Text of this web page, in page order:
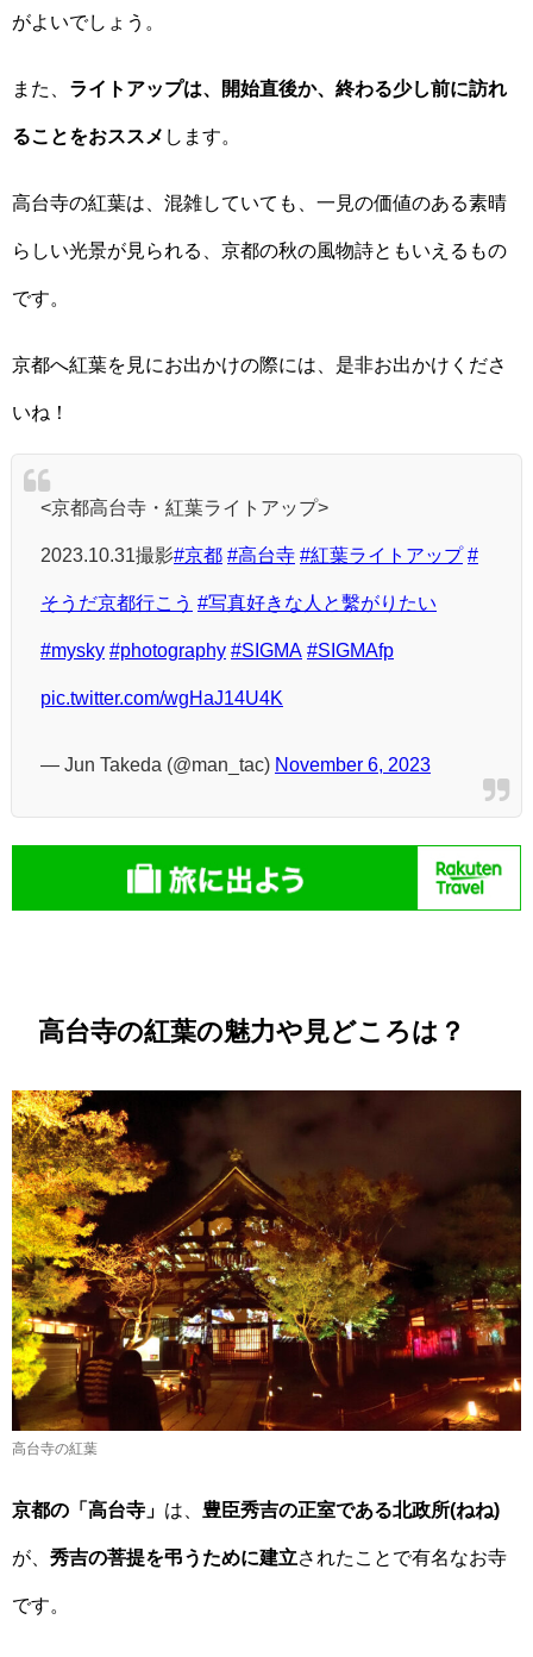
がよいでしょう。
また、 ライトアップは、開始直後か、終わる少し前に訪れ
ることをおススメ します。
高台寺の紅葉は、混雑していても、一見の価値のある素晴
らしい光景が見られる、京都の秋の風物詩ともいえるもの
です。
京都へ紅葉を見にお出かけの際には、是非お出かけくださ
いね！
<京都高台寺・紅葉ライトアップ>
2023.10.31撮影#京都 #高台寺 #紅葉ライトアップ #
そうだ京都行こう #写真好きな人と繫がりたい
#mysky #photography #SIGMA #SIGMAfp
pic.twitter.com/wgHaJ14U4K
— Jun Takeda (@man_tac) November 6, 2023
高台寺の紅葉の魅力や見どころは？
高台寺の紅葉
京都の「高台寺」 は、 豊臣秀吉の正室である北政所(ねね)
が、 秀吉の菩提を弔うために建立されたことで有名なお寺
です。